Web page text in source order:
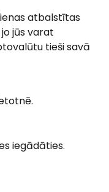
atbalstītas
jūs varat
tieši savā
iegādāties.